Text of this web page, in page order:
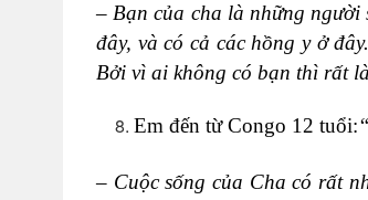
– Bạn của cha là những người
đây, và có cả các hồng y ở
Bởi vì ai không có bạn thì rất
Em đến từ Congo 12 tuổi:
– Cuộc sống của Cha có rất